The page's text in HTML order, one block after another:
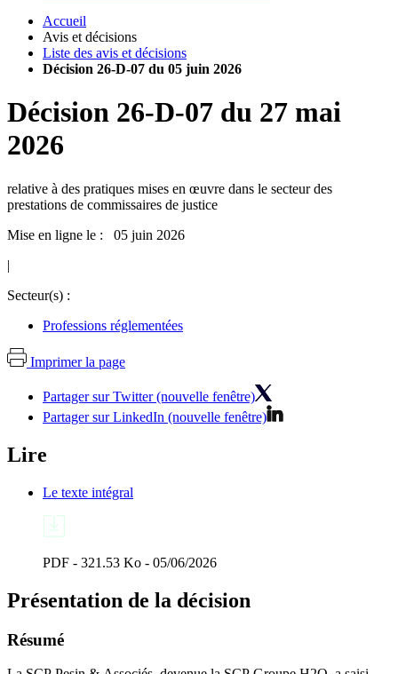
Accueil
Avis et décisions
Liste des avis et décisions
Décision 26-D-07 du 05 juin 2026
Décision 26-D-07 du 27 mai
2026
relative à des pratiques mises en œuvre dans le secteur des
prestations de commissaires de justice
Mise en ligne le : 05 juin 2026
|
Secteur(s) :
Professions réglementées
Imprimer la page
Partager sur Twitter (nouvelle fenêtre)
Partager sur LinkedIn (nouvelle fenêtre)
Lire
Le texte intégral
PDF - 321.53 Ko - 05/06/2026
Présentation de la décision
Résumé